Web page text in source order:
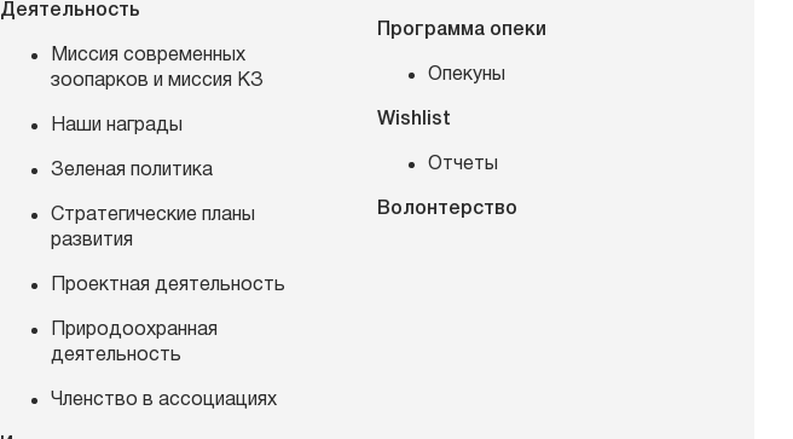
Деятельность
Миссия современных
зоопарков и миссия КЗ
Наши награды
Зеленая политика
Стратегические планы
развития
Проектная деятельность
Природоохранная
деятельность
Членство в ассоциациях
Программа опеки
Опекуны
Wishlist
Отчеты
Волонтерство